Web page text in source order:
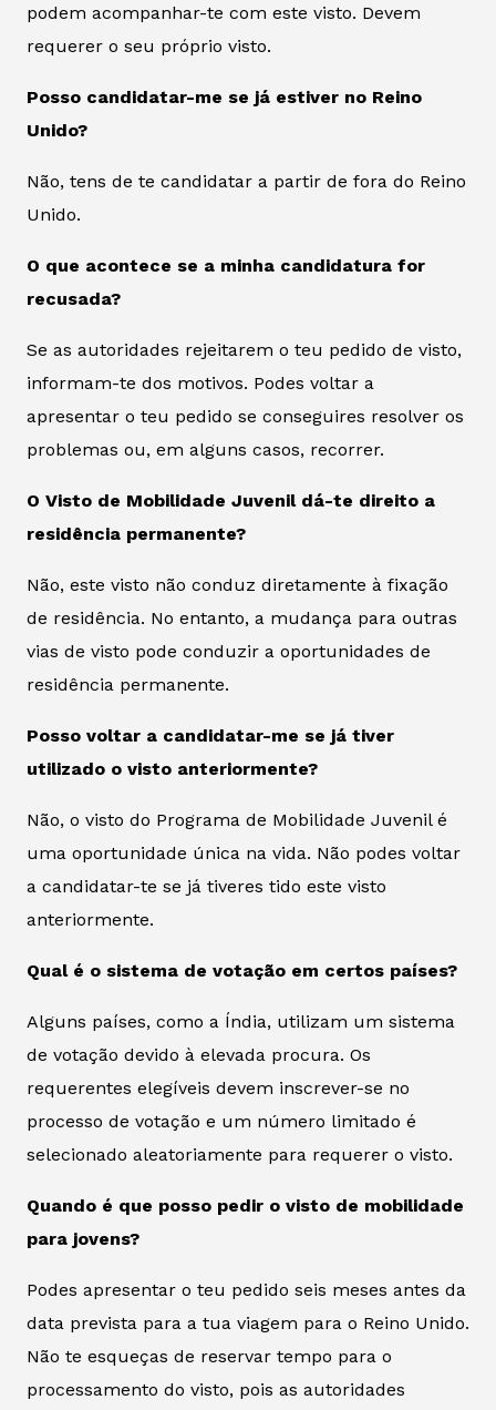
podem acompanhar-te com este visto. Devem
requerer o seu próprio visto.
Posso candidatar-me se já estiver no Reino
Unido?
Não, tens de te candidatar a partir de fora do Reino
Unido.
O que acontece se a minha candidatura for
recusada?
Se as autoridades rejeitarem o teu pedido de visto,
informam-te dos motivos. Podes voltar a
apresentar o teu pedido se conseguires resolver os
problemas ou, em alguns casos, recorrer.
O Visto de Mobilidade Juvenil dá-te direito a
residência permanente?
Não, este visto não conduz diretamente à fixação
de residência. No entanto, a mudança para outras
vias de visto pode conduzir a oportunidades de
residência permanente.
Posso voltar a candidatar-me se já tiver
utilizado o visto anteriormente?
Não, o visto do Programa de Mobilidade Juvenil é
uma oportunidade única na vida. Não podes voltar
a candidatar-te se já tiveres tido este visto
anteriormente.
Qual é o sistema de votação em certos países?
Alguns países, como a Índia, utilizam um sistema
de votação devido à elevada procura. Os
requerentes elegíveis devem inscrever-se no
processo de votação e um número limitado é
selecionado aleatoriamente para requerer o visto.
Quando é que posso pedir o visto de mobilidade
para jovens?
Podes apresentar o teu pedido seis meses antes da
data prevista para a tua viagem para o Reino Unido.
Não te esqueças de reservar tempo para o
processamento do visto, pois as autoridades